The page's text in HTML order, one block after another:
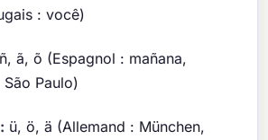
: você)
ñ, ã, õ (Espagnol : mañana,
Paulo)
ü, ö, ä (Allemand : München,